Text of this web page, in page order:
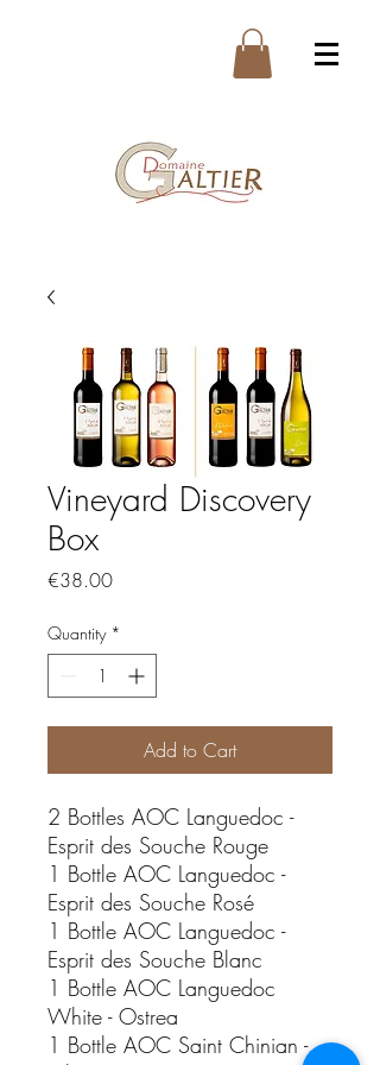
Vineyard Discovery
Box
€38.00Price
Quantity *
Add to Cart
2 Bottles AOC Languedoc -
Esprit des Souche Rouge
1 Bottle AOC Languedoc -
Esprit des Souche Rosé
1 Bottle AOC Languedoc -
Esprit des Souche Blanc
1 Bottle AOC Languedoc
White - Ostrea
1 Bottle AOC Saint Chinian -